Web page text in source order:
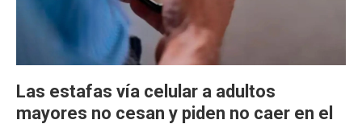
Las estafas vía celular a adultos
mayores no cesan y piden no caer en el